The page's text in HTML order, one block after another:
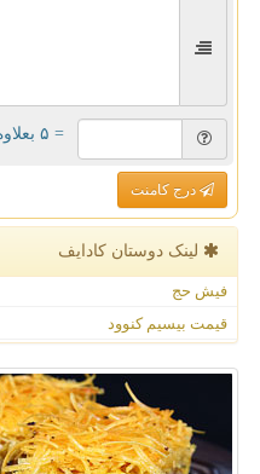
= ۵ بعلاوه ۵
درج کامنت
لینک دوستان كادایف
فیش حج
قیمت بیسیم کنوود